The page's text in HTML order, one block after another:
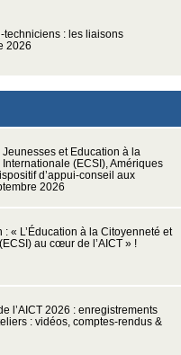
techniciens : les liaisons
2026
et Education à la
(ECSI), Amériques
d’appui-conseil aux
2026
: « L’Éducation à la Citoyenneté et
au cœur de l’AICT » !
l’AICT 2026 : enregistrements
: vidéos, comptes-rendus &